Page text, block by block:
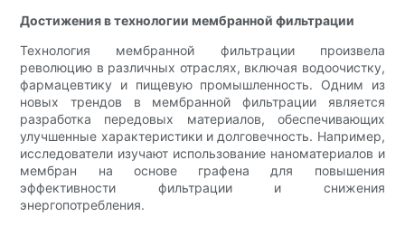
Достижения в технологии мембранной фильтрации
Технология мембранной фильтрации произвела
революцию в различных отраслях, включая водоочистку,
фармацевтику и пищевую промышленность. Одним из
новых трендов в мембранной фильтрации является
разработка передовых материалов, обеспечивающих
улучшенные характеристики и долговечность. Например,
исследователи изучают использование наноматериалов и
мембран на основе графена для повышения
эффективности фильтрации и снижения
энергопотребления.